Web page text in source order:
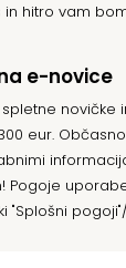
in hitro vam
e-novice
novičke
eur.
Pogoje
"Splošni